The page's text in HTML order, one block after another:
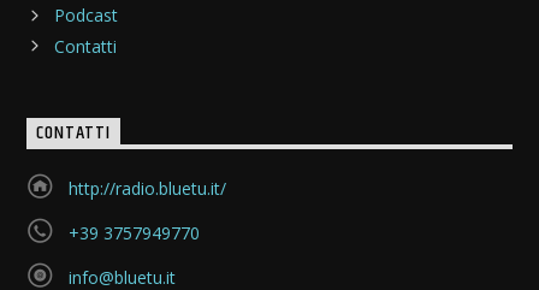
Podcast
Contatti
CONTATTI
http://radio.bluetu.it/
+39 3757949770
info@bluetu.it